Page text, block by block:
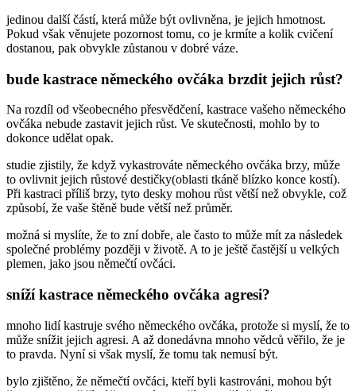
jedinou další částí, která může být ovlivněna, je jejich hmotnost.
Pokud však věnujete pozornost tomu, co je krmíte a kolik cvičení
dostanou, pak obvykle zůstanou v dobré váze.
bude kastrace německého ovčáka brzdit jejich růst?
Na rozdíl od všeobecného přesvědčení, kastrace vašeho německého
ovčáka nebude zastavit jejich růst. Ve skutečnosti, mohlo by to
dokonce udělat opak.
studie zjistily, že když vykastrováte německého ovčáka brzy, může
to ovlivnit jejich růstové destičky(oblasti tkáně blízko konce kostí).
Při kastraci příliš brzy, tyto desky mohou růst větší než obvykle, což
způsobí, že vaše štěně bude větší než průměr.
možná si myslíte, že to zní dobře, ale často to může mít za následek
společné problémy později v životě. A to je ještě častější u velkých
plemen, jako jsou němečtí ovčáci.
sníží kastrace německého ovčáka agresi?
mnoho lidí kastruje svého německého ovčáka, protože si myslí, že to
může snížit jejich agresi. A až donedávna mnoho vědců věřilo, že je
to pravda. Nyní si však myslí, že tomu tak nemusí být.
bylo zjištěno, že němečtí ovčáci, kteří byli kastrováni, mohou být